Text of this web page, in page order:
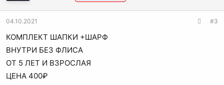
04.10.2021 #3
КОМПЛЕКТ ШАПКИ +ШАРФ
ВНУТРИ БЕЗ ФЛИСА
ОТ 5 ЛЕТ И ВЗРОСЛАЯ
ЦЕНА 400₽